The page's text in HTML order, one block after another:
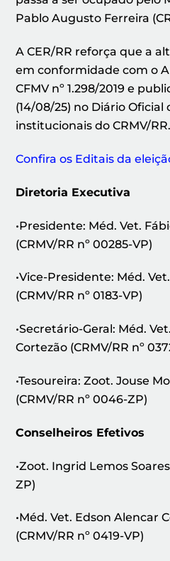
Pablo Augusto Ferreira
A CER/RR reforça que a
em conformidade com o
CFMV nº 1.298/2019 e
(14/08/25) no Diário Oficial
institucionais do CRMV/RR.
Confira os Editais da
Diretoria Executiva
•Presidente: Méd. Vet.
(CRMV/RR nº 00285-VP)
•Vice-Presidente: Méd.
(CRMV/RR nº 0183-VP)
•Secretário-Geral: Méd.
Cortezão (CRMV/RR nº
•Tesoureira: Zoot. Jouse
(CRMV/RR nº 0046-ZP)
Conselheiros Efetivos
•Zoot. Ingrid Lemos
ZP)
•Méd. Vet. Edson Alencar
(CRMV/RR nº 0419-VP)